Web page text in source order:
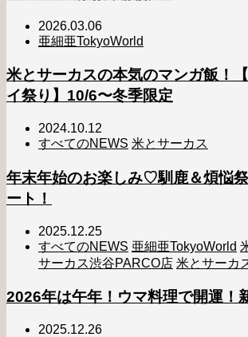
2026.03.06
亜細亜TokyoWorld
米とサーカスの本気のマンガ飯！
イ祭り】10/6〜冬季限定
2024.10.12
すべてのNEWS 米とサーカス
年末年始のお楽しみ♡馴鹿＆煩悩
ート！
2025.12.25
すべてのNEWS 亜細亜TokyoWorld
サーカス渋谷PARCO店 米とサーカ
2026年は午年！ウマ料理で開運！
2025.12.26